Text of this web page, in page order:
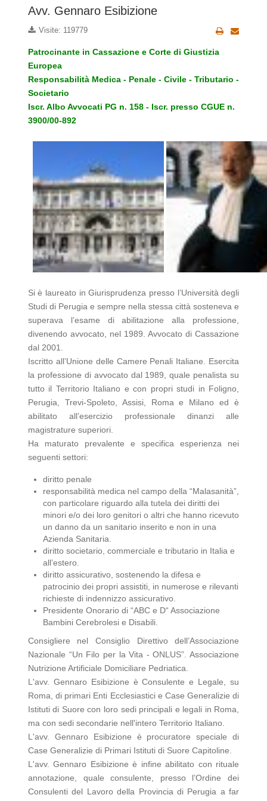
Avv. Gennaro Esibizione
Visite: 119779
Patrocinante in Cassazione e Corte di Giustizia
Europea
Responsabilità Medica - Penale - Civile - Tributario -
Societario
Iscr. Albo Avvocati PG n. 158 - Iscr. presso CGUE n.
3900/00-892
Si è laureato in Giurisprudenza presso l’Università degli
Studi di Perugia e sempre nella stessa città sosteneva e
superava l’esame di abilitazione alla professione,
divenendo avvocato, nel 1989. Avvocato di Cassazione
dal 2001.
Iscritto all’Unione delle Camere Penali Italiane. Esercita
la professione di avvocato dal 1989, quale penalista su
tutto il Territorio Italiano e con propri studi in Foligno,
Perugia, Trevi-Spoleto, Assisi, Roma e Milano ed è
abilitato all’esercizio professionale dinanzi alle
magistrature superiori.
Ha maturato prevalente e specifica esperienza nei
seguenti settori:
diritto penale
responsabilità medica nel campo della “Malasanità”,
con particolare riguardo alla tutela dei diritti dei
minori e/o dei loro genitori o altri che hanno ricevuto
un danno da un sanitario inserito e non in una
Azienda Sanitaria.
diritto societario, commerciale e tributario in Italia e
all’estero.
diritto assicurativo, sostenendo la difesa e
patrocinio dei propri assistiti, in numerose e rilevanti
richieste di indennizzo assicurativo.
Presidente Onorario di “ABC e D“ Associazione
Bambini Cerebrolesi e Disabili.
Consigliere nel Consiglio Direttivo dell’Associazione
Nazionale “Un Filo per la Vita - ONLUS”. Associazione
Nutrizione Artificiale Domiciliare Pedriatica.
L'avv. Gennaro Esibizione è Consulente e Legale, su
Roma, di primari Enti Ecclesiastici e Case Generalizie di
Istituti di Suore con loro sedi principali e legali in Roma,
ma con sedi secondarie nell'intero Territorio Italiano.
L'avv. Gennaro Esibizione è procuratore speciale di
Case Generalizie di Primari Istituti di Suore Capitoline.
L'avv. Gennaro Esibizione è infine abilitato con rituale
annotazione, quale consulente, presso l’Ordine dei
Consulenti del Lavoro della Provincia di Perugia a far